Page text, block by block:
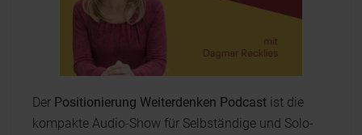
Der Positionierung Weiterdenken Podcast ist die
kompakte Audio-Show für Selbständige und Solo-